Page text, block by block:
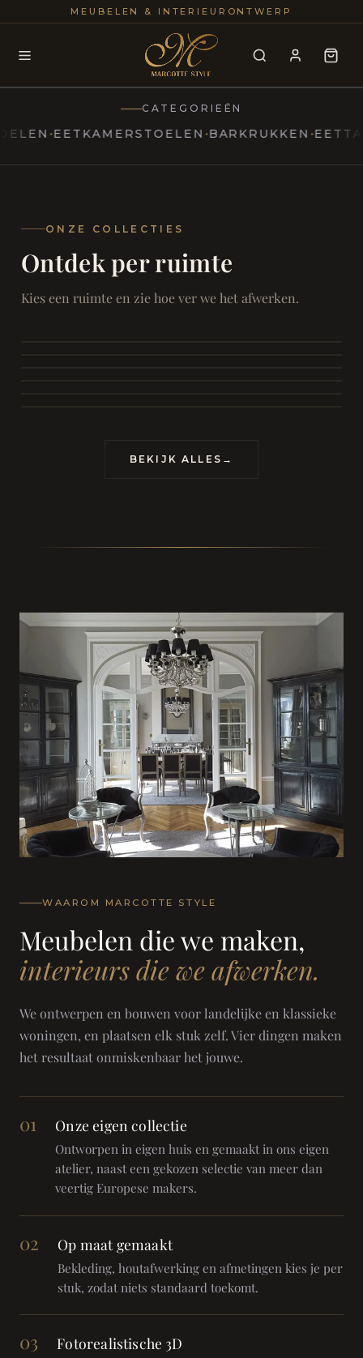
MEUBELEN & INTERIEURONTWERP
Modern
Marcottestyle Living
25+
CATEGORIEËN
EETKAMERSTOELEN BARKRUKKEN EETTAFELS
ONZE COLLECTIES
Ontdek per ruimte
Kies een ruimte en zie hoe ver we het afwerken.
SAMEN ONTSPANNEN
Woonkamer
Eetkamer
RUST EN RETRAITE
BEKIJK ALLES →
WAAROM MARCOTTE STYLE
Meubelen die we maken,
interieurs die we afwerken.
We ontwerpen en bouwen voor landelijke en klassieke
woningen, en plaatsen elk stuk zelf. Vier dingen maken
het resultaat onmiskenbaar het jouwe.
01 Onze eigen collectie
Ontworpen in eigen huis en gemaakt in ons eigen
atelier, naast een gekozen selectie van meer dan
veertig Europese makers.
02 Op maat gemaakt
Bekleding, houtafwerking en afmetingen kies je per
stuk, zodat niets standaard toekomt.
03 Fotorealistische 3D